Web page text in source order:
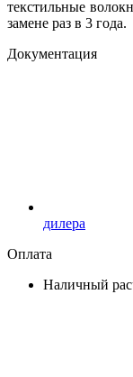
текстильные
замене раз в 3 года.
Документация
дилера
Оплата
Наличный